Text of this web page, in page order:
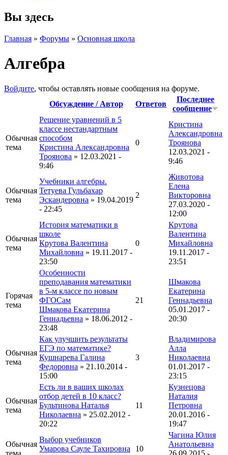
Вы здесь
Главная » Форумы » Основная школа
Алгебра
Войдите, чтобы оставлять новые сообщения на форуме.
Обсуждение / Автор
Ответов
Последнее
сообщение
Обычная
тема
Решение уравнений в 5
классе нестандартным
способом
Кристина Александровна
Троянова » 12.03.2021 -
9:46
0
Кристина
Александровна
Троянова
12.03.2021 -
9:46
Обычная
тема
Учебники алгебры.
Тетуева Гульбахар
Эскандеровна » 19.04.2019
- 22:45
2
Животова
Елена
Викторовна
27.03.2020 -
12:00
Обычная
тема
История математики в
школе
Крутова Валентина
Михайловна » 19.11.2017 -
23:50
0
Крутова
Валентина
Михайловна
19.11.2017 -
23:51
Горячая
тема
Особенности
преподавания математики
в 5-м классе по новым
ФГОСам
Шмакова Екатерина
Геннадьевна » 18.06.2012 -
23:48
21
Шмакова
Екатерина
Геннадьевна
05.01.2017 -
20:30
Обычная
тема
Как улучшить результаты
ЕГЭ по математике?
Кушнарева Галина
Федоровна » 21.10.2014 -
15:00
3
Владимирова
Алла
Николаевна
01.01.2017 -
23:15
Обычная
тема
Есть ли в ваших школах
отбор детей в 10 класс?
Бультинова Наталья
Николаевна » 25.02.2012 -
20:22
11
Кузнецова
Наталия
Петровна
20.01.2016 -
19:47
Обычная
тема
Выбор учебников
Умарова Сауле Тахировна
10
Чагина Юлия
Анатольевна
26.09.2015 -